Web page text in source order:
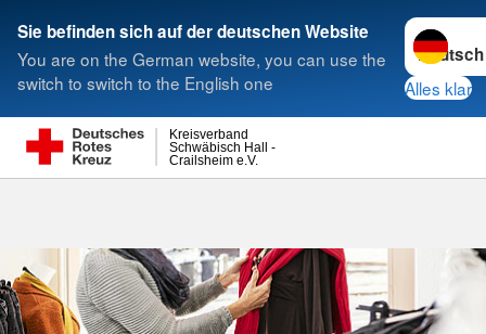
Sie befinden sich auf der deutschen Website
You are on the German website, you can use the
switch to switch to the English one
Sprache
Alles klar
Crailsheim e.V.
Schwäbisch Hall -
Kreisverband
Suche